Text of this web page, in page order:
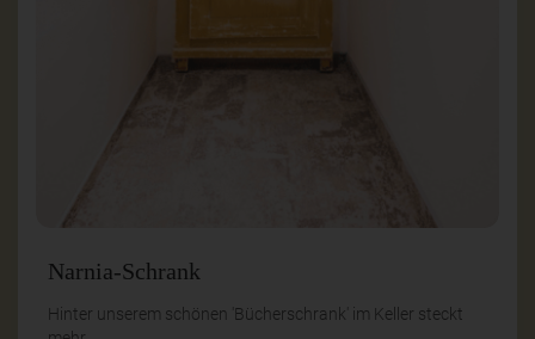
Narnia-Schrank
Hinter unserem schönen 'Bücherschrank' im Keller steckt